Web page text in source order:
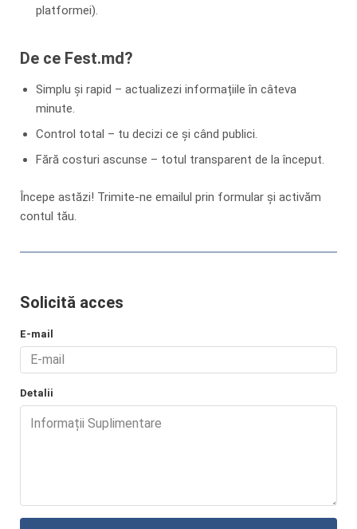
platformei).
De ce Fest.md?
Simplu și rapid – actualizezi informațiile în câteva
minute.
Control total – tu decizi ce și când publici.
Fără costuri ascunse – totul transparent de la început.
Începe astăzi! Trimite-ne emailul prin formular și activăm
contul tău.
Solicită acces
E-mail
Detalii